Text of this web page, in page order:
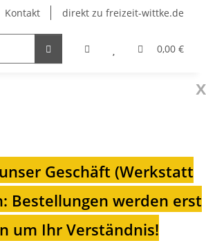
Kontakt direkt zu freizeit-wittke.de
0,00 €
Heizungen für Ihren
x
Geschäft (Werkstatt
Bestellungen werden erst
um Ihr Verständnis!